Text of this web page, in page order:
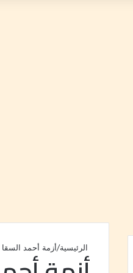
الرئيسية/أزمة أحمد السقا